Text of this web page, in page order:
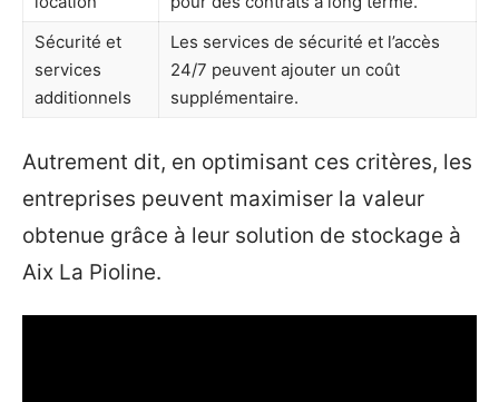
Sécurité et
services
additionnels
Les services de sécurité et l’accès
24/7 peuvent ajouter un coût
supplémentaire.
Autrement dit, en optimisant ces critères, les
entreprises peuvent maximiser la valeur
obtenue grâce à leur solution de stockage à
Aix La Pioline.